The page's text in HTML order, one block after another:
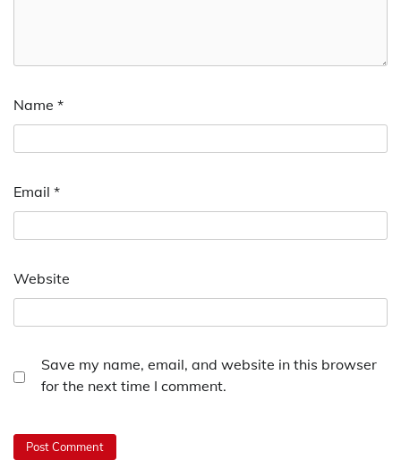
Name *
Email *
Website
Save my name, email, and website in this browser
for the next time I comment.